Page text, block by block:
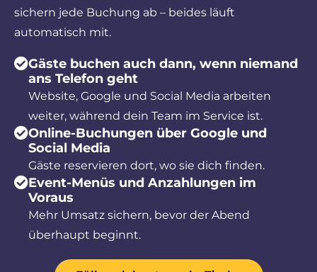
sichern jede Buchung ab – beides läuft
automatisch mit.
Gäste buchen auch dann, wenn niemand
ans Telefon geht
Website, Google und Social Media arbeiten
weiter, während dein Team im Service ist.
Online-Buchungen über Google und
Social Media
Gäste reservieren dort, wo sie dich finden.
Event-Menüs und Anzahlungen im
Voraus
Mehr Umsatz sichern, bevor der Abend
überhaupt beginnt.